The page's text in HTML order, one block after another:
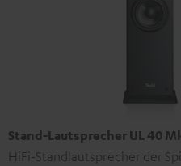
Stand-Lautsprecher UL 40
HiFi-Standlautsprecher der